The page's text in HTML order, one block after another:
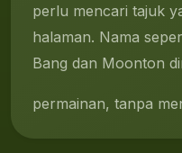
perlu mencari tajuk
halaman. Nama
Bang dan Moonton
permainan, tanpa